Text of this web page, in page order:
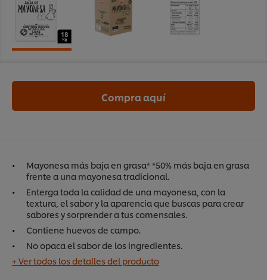
Mayonesa más baja en grasa* *50% más baja en grasa
frente a una mayonesa tradicional.
Enterga toda la calidad de una mayonesa, con la
textura, el sabor y la aparencia que buscas para crear
sabores y sorprender a tus comensales.
Contiene huevos de campo.
No opaca el sabor de los ingredientes.
+ Ver todos los detalles del producto
Compra aquí